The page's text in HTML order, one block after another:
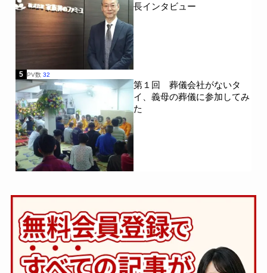
長インタビュー
5 PV数 32
第１回 葬儀会社がないタ
イ、義母の葬儀に参加してみ
た